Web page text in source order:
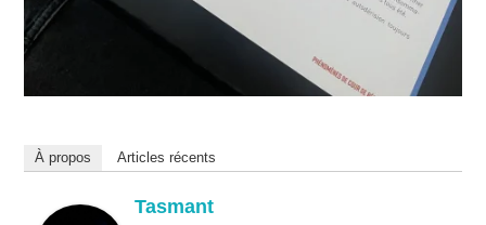
À propos Articles récents
Tasmant